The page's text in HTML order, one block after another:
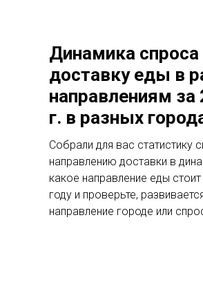
Динамика спроса
доставку еды в
направлениям за
г. в разных
Собрали для вас статистику
направлению доставки в
какое направление еды
году и проверьте,
направление городе или